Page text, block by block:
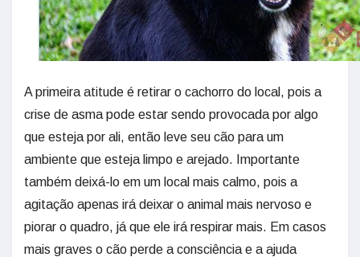
A primeira atitude é retirar o cachorro do local, pois a
crise de asma pode estar sendo provocada por algo
que esteja por ali, então leve seu cão para um
ambiente que esteja limpo e arejado. Importante
também deixá-lo em um local mais calmo, pois a
agitação apenas irá deixar o animal mais nervoso e
piorar o quadro, já que ele irá respirar mais. Em casos
mais graves o cão perde a consciência e a ajuda